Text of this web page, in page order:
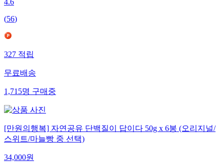
4.6
(56)
327적립
무료배송
1,715명구매중
[만원의행복] 자연공유 단백질이 답이다 50g x 6봉 (오리지널/
스위트/마늘빵 중 선택)
34,000원